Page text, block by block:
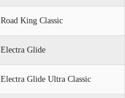
Road King Classic
Electra Glide
Electra Glide Ultra Classic